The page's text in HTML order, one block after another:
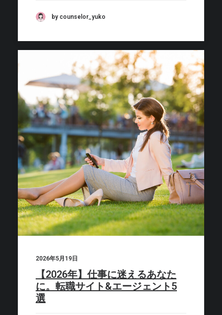
by counselor_yuko
2026年5月19日
【2026年】仕事に迷えるあなた
に。転職サイト&エージェント5
選